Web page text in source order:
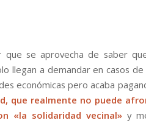
que se aprovecha de saber
llegan a demandar en casos de
económicas pero acaba
que realmente no puede
«la solidaridad vecinal» y